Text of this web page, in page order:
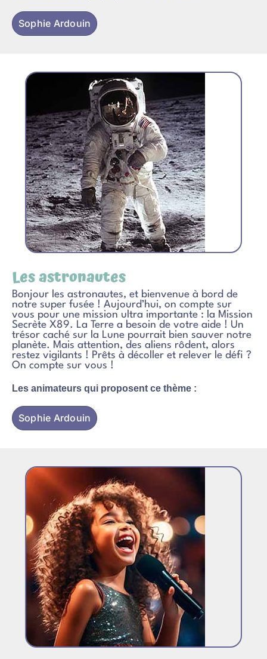
Sophie Ardouin
Les astronautes
Bonjour les astronautes, et bienvenue à bord de
notre super fusée ! Aujourd’hui, on compte sur
vous pour une mission ultra importante : la Mission
Secrète X89. La Terre a besoin de votre aide ! Un
trésor caché sur la Lune pourrait bien sauver notre
planète. Mais attention, des aliens rôdent, alors
restez vigilants ! Prêts à décoller et relever le défi ?
On compte sur vous !
Les animateurs qui proposent ce thème :
Sophie Ardouin